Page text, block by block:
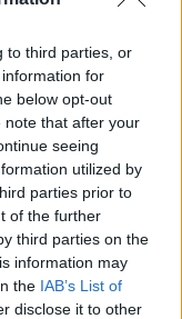
to third parties, or
for
below opt-out
note that after your
seeing
utilized by
parties prior to
of the further
third parties on the
information may
the IAB’s List of
disclose it to other
για τη
Home
του
τα